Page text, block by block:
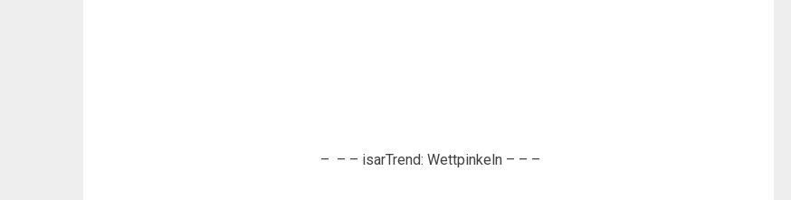
– – – isarTrend: Wettpinkeln – – –